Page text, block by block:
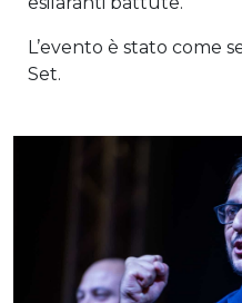
L’evento è stato come
Set.